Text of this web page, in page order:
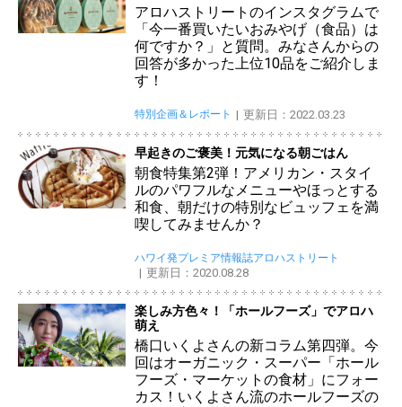
アロハストリートのインスタグラムで
「今一番買いたいおみやげ（食品）は
何ですか？」と質問。みなさんからの
回答が多かった上位10品をご紹介しま
す！
特別企画＆レポート 更新日：2022.03.23
早起きのご褒美！元気になる朝ごはん
朝食特集第2弾！アメリカン・スタイ
ルのパワフルなメニューやほっとする
和食、朝だけの特別なビュッフェを満
喫してみませんか？
ハワイ発プレミア情報誌アロハストリート
更新日：2020.08.28
楽しみ方色々！「ホールフーズ」でアロハ
萌え
橋口いくよさんの新コラム第四弾。今
回はオーガニック・スーパー「ホール
フーズ・マーケットの食材」にフォー
カス！いくよさん流のホールフーズの